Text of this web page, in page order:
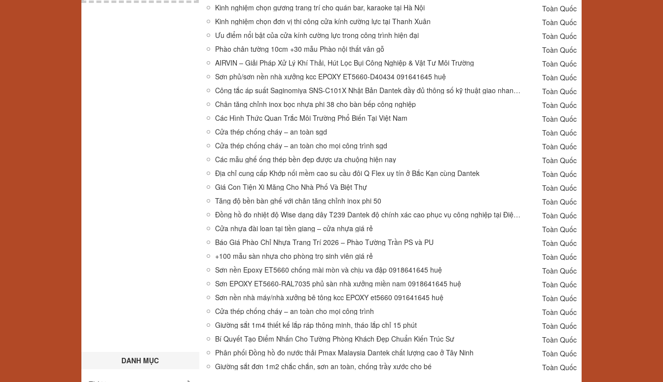
DANH MỤC
Kinh nghiệm chọn gương trang trí cho quán bar, karaoke tại Hà Nội
Toàn Quốc
Kinh nghiệm chọn đơn vị thi công cửa kính cường lực tại Thanh Xuân
Toàn Quốc
Ưu điểm nổi bật của cửa kính cường lực trong công trình hiện đại
Toàn Quốc
Phào chân tường 10cm +30 mẫu Phào nội thất vân gỗ
Toàn Quốc
AIRVIN – Giải Pháp Xử Lý Khí Thải, Hút Lọc Bụi Công Nghiệp & Vật Tư Môi Trường
Toàn Quốc
Sơn phủ/sơn nền nhà xưởng kcc EPOXY ET5660-D40434 091641645 huệ
Toàn Quốc
Công tắc áp suất Saginomiya SNS-C101X Nhật Bản Dantek đầy đủ thông số kỹ thuật giao nhanh tại Tây Ninh
Toàn Quốc
Chân tăng chỉnh inox bọc nhựa phi 38 cho bàn bếp công nghiệp
Toàn Quốc
Các Hình Thức Quan Trắc Môi Trường Phổ Biến Tại Việt Nam
Toàn Quốc
Cửa thép chống cháy – an toàn sgd
Toàn Quốc
Cửa thép chống cháy – an toàn cho mọi công trình sgd
Toàn Quốc
Các mẫu ghế ống thép bền đẹp được ưa chuộng hiện nay
Toàn Quốc
Địa chỉ cung cấp Khớp nối mềm cao su cầu đôi Q Flex uy tín ở Bắc Kạn cùng Dantek
Toàn Quốc
Giá Con Tiện Xi Măng Cho Nhà Phố Và Biệt Thự
Toàn Quốc
Tăng độ bền bàn ghế với chân tăng chỉnh inox phi 50
Toàn Quốc
Đồng hồ đo nhiệt độ Wise dạng dây T239 Dantek độ chính xác cao phục vụ công nghiệp tại Điện Biên
Toàn Quốc
Cửa nhựa đài loan tại tiền giang – cửa nhựa giá rẻ
Toàn Quốc
Báo Giá Phào Chỉ Nhựa Trang Trí 2026 – Phào Tường Trần PS và PU
Toàn Quốc
+100 mẫu sàn nhựa cho phòng trọ sinh viên giá rẻ
Toàn Quốc
Sơn nền Epoxy ET5660 chống mài mòn và chịu va đập 0918641645 huệ
Toàn Quốc
Sơn EPOXY ET5660-RAL7035 phủ sàn nhà xưởng miền nam 0918641645 huệ
Toàn Quốc
Sơn nền nhà máy/nhà xưởng bê tông kcc EPOXY et5660 091641645 huệ
Toàn Quốc
Cửa thép chống cháy – an toàn cho mọi công trình
Toàn Quốc
Giường sắt 1m4 thiết kế lắp ráp thông minh, tháo lắp chỉ 15 phút
Toàn Quốc
Bí Quyết Tạo Điểm Nhấn Cho Tường Phòng Khách Đẹp Chuẩn Kiến Trúc Sư
Toàn Quốc
Phân phối Đồng hồ đo nước thải Pmax Malaysia Dantek chất lượng cao ở Tây Ninh
Toàn Quốc
Giường sắt đơn 1m2 chắc chắn, sơn an toàn, chống trầy xước cho bé
Toàn Quốc